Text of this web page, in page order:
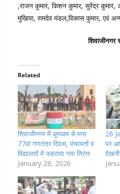
,राजन कुमार, किशन कुमार, सुरेंद्र
मुखिया, रामदेव मंडल,विकास कुमार, एवं
Related
शिवाजीनगर में धूमधाम से मना
77वां गणतंत्र दिवस, पंचायतों व
विद्यालयों में फहराया गया तिरंगा
January 28, 2026
26
पर
देखनी